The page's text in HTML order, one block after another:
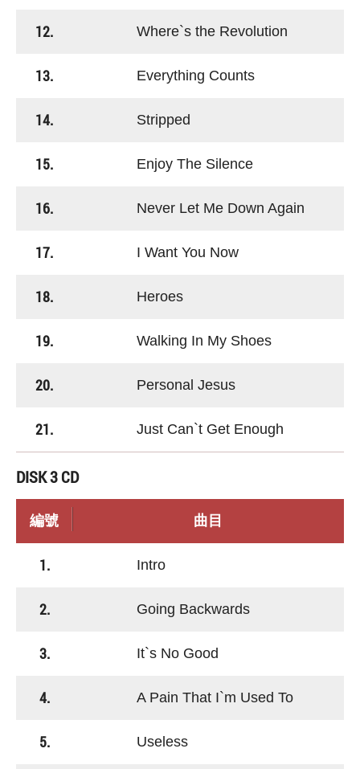
12. Where`s the Revolution
13. Everything Counts
14. Stripped
15. Enjoy The Silence
16. Never Let Me Down Again
17. I Want You Now
18. Heroes
19. Walking In My Shoes
20. Personal Jesus
21. Just Can`t Get Enough
DISK 3 CD
編號 曲目
1. Intro
2. Going Backwards
3. It`s No Good
4. A Pain That I`m Used To
5. Useless